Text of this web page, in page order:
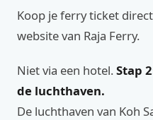
Koop je ferry ticket
website van Raja Ferry.
Niet via een hotel.Stap
de luchthaven.
De luchthaven van Koh